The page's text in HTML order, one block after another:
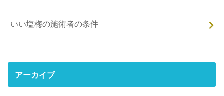
いい塩梅の施術者の条件
アーカイブ